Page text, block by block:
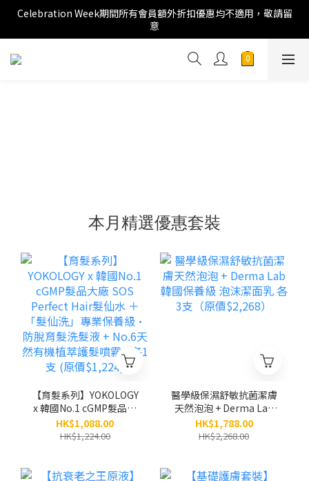
Celebration Week期間所有會員額外折扣優惠均不適用，敬請留
意
本月精選優惠套裝
【育髮系列】YOKOLOGY
x 韓國No.1 cGMP髮品大
廠 SOS Perfect Hair髮仙
水 ＋「髮仙洗」專業保
霧 / 各1支 (原價$1,224)
HK$1,088.00
HK$1,224.00
醫學級保濕舒敏抗菌潔膚
天然泡泡 + Derma Lab
韓國保養級 泡沫潔面乳
各3支（原價$2,268）
HK$1,788.00
HK$2,268.00